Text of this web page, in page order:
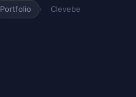
Portfolio › Clevebe